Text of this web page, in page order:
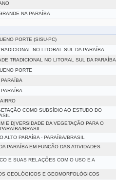
NA PARAÍBA
PORTE (SISU-PC)
NO LITORAL SUL DA PARAÍBA
TRADICIONAL NO LITORAL SUL DA PARAÍBA
PORTE
COMO SUBSÍDIO AO ESTUDO DO
E DIVERSIDADE DA VEGETAÇÃO PARA O
BRASIL
ALTO PARAÍBA - PARAÍBA/BRASIL
PARAÍBA EM FUNÇÃO DAS ATIVIDADES
E SUAS RELAÇÕES COM O USO E A
GEOLÓGICOS E GEOMORFOLÓGICOS